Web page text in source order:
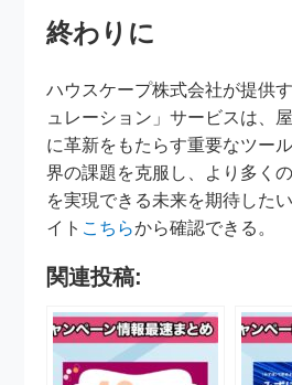
終わりに
ハウスケープ株式会社が提供
ュレーション」サービスは、
に革新をもたらす重要なツー
界の課題を克服し、より多く
を実現できる未来を期待した
イト こちらから確認できる。
関連投稿: